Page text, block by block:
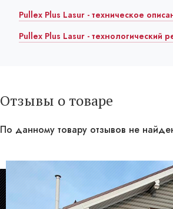
Pullex Plus Lasur - техническое
Pullex Plus Lasur - технологический
Отзывы о товаре
По данному товару отзывов не